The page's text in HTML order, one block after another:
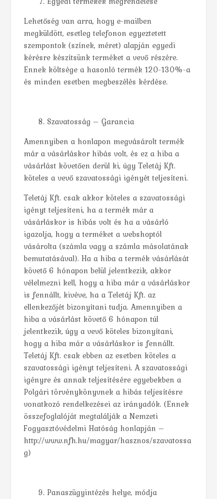
Lehetőség van arra, hogy e-mailben
megküldött, esetleg telefonon egyeztetett
szempontok (színek, méret) alapján egyedi
kérésre készítsünk terméket a vevő részére.
Ennek költsége a hasonló termék 120-130%-a
és minden esetben megbeszélés kérdése.
Szavatosság – Garancia
Amennyiben a honlapon megvásárolt termék
már a vásárláskor hibás volt, és ez a hiba a
vásárlást követően derül ki, úgy Teletáj Kft.
köteles a vevő szavatossági igényét teljesíteni.
Teletáj Kft. csak akkor köteles a szavatossági
igényt teljesíteni, ha a termék már a
vásárláskor is hibás volt és ha a vásárló
igazolja, hogy a terméket a webshoptól
vásárolta (számla vagy a számla másolatának
bemutatásával). Ha a hiba a termék vásárlását
követő 6 hónapon belül jelentkezik, akkor
vélelmezni kell, hogy a hiba már a vásárláskor
is fennállt, kivéve, ha a Teletáj Kft. az
ellenkezőjét bizonyítani tudja. Amennyiben a
hiba a vásárlást követő 6 hónapon túl
jelentkezik, úgy a vevő köteles bizonyítani,
hogy a hiba már a vásárláskor is fennállt.
Teletáj Kft. csak ebben az esetben köteles a
szavatossági igényt teljesíteni. A szavatossági
igényre és annak teljesítésére egyebekben a
Polgári törvénykönyvnek a hibás teljesítésre
vonatkozó rendelkezései az irányadók. (Ennek
összefoglalóját megtalálják a Nemzeti
Fogyasztóvédelmi Hatóság honlapján –
http://www.nfh.hu/magyar/hasznos/szavatossa
g)
Panaszügyintézés helye, módja